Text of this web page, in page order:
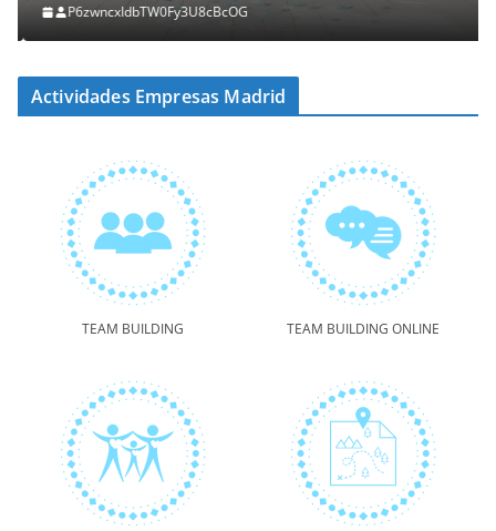
P6zwncxIdbTW0Fy3U8cBcOG
Actividades Empresas Madrid
TEAM BUILDING TEAM BUILDING ONLINE